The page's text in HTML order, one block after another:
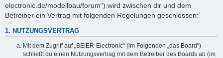
electronic.de/modellbau/forum“) wird zwischen dir und dem
Betreiber ein Vertrag mit folgenden Regelungen geschlossen:
1. NUTZUNGSVERTRAG
Mit dem Zugriff auf „BEIER-Electronic“ (im Folgenden „das Board“)
schließt du einen Nutzungsvertrag mit dem Betreiber des Boards ab (im